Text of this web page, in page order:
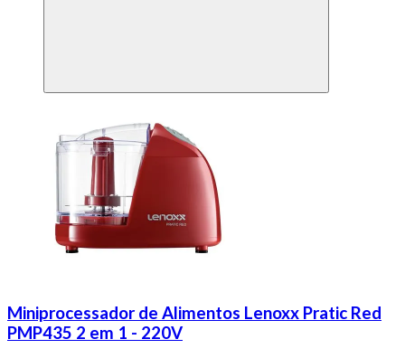
Miniprocessador de Alimentos Lenoxx Pratic Red
PMP435 2 em 1 - 220V